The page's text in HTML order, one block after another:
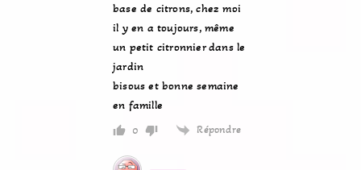
base de citrons, chez moi
il y en a toujours, même
un petit citronnier dans le
jardin
bisous et bonne semaine
en famille
0 Répondre